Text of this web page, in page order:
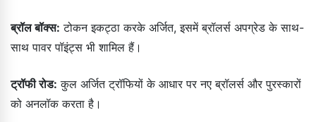
ब्रॉल बॉक्स: टोकन इकट्ठा करके अर्जित, इसमें ब्रॉलर्स अपग्रेड के साथ-
साथ पावर पॉइंट्स भी शामिल हैं।
ट्रॉफी रोड: कुल अर्जित ट्रॉफियों के आधार पर नए ब्रॉलर्स और पुरस्कारों
को अनलॉक करता है।